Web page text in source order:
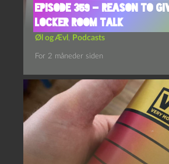
Episode 359 – Reason to
Locker Room Talk
Øl og Ævl , Podcasts
For 2 måneder siden